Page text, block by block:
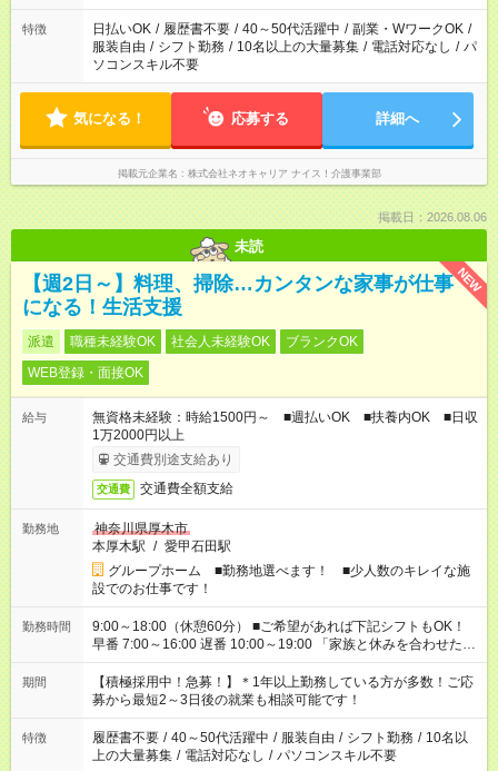
特徴 日払いOK / 履歴書不要 / 40～50代活躍中 / 副業・WワークOK /
服装自由 / シフト勤務 / 10名以上の大量募集 / 電話対応なし / パ
ソコンスキル不要
気になる！ 応募する 詳細へ
掲載元企業名 株式会社ネオキャリア ナイス！介護事業部
掲載日：2026.08.06
未読
NEW
【週2日～】料理、掃除…カンタンな家事が仕事
になる！生活支援
派遣 職種未経験OK 社会人未経験OK
ブランクOK
WEB登録・面接OK
給与
無資格未経験：時給1500円～ ■週払いOK ■扶養内OK ■日収
1万2000円以上
交通費別途支給あり
交通費 交通費全額支給
勤務地
神奈川県厚木市
本厚木駅 / 愛甲石田駅
グループホーム ■勤務地選べます！ ■少人数のキレイな施
設でのお仕事です！
勤務時間
9:00～18:00（休憩60分） ■ご希望があれば下記シフトもOK！
早番 7:00～16:00 遅番 10:00～19:00 「家族と休みを合わせた
い」 「余裕を持って夕飯の準備がしたい」 「できれば残業はし
たくない」 など、ご希望を教えてくださいね。 ※Wワーク希望
の方へ 今ご覧のお仕事で希望する勤務時間と、もう1つのお仕事
の勤務時間。 合計で週40時間を超える場合は応募できません。
期間
【積極採用中！急募！】＊1年以上勤務している方が多数！ご応
募から最短2～3日後の就業も相談可能です！
特徴 履歴書不要 / 40～50代活躍中 / 服装自由 / シフト勤務 / 10名以
上の大量募集 / 電話対応なし / パソコンスキル不要